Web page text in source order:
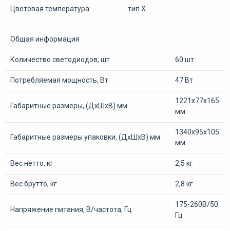
Цветовая температура: тип Х
Общая информация
Количество светодиодов, шт 60 шт
Потребляемая мощность, Вт 47 Вт
Габаритные размеры, (ДхШхВ) мм
1221х77х165
мм
Габаритные размеры упаковки, (ДхШхВ) мм
1340х95х105
мм
Вес нетто, кг 2,5 кг
Вес брутто, кг 2,8 кг
Напряжение питания, В/частота, Гц
175-260В/50
Гц